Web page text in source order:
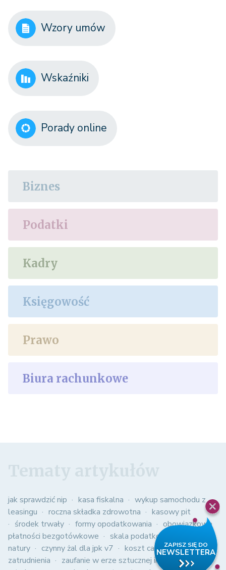
Wzory umów
Wskaźniki
Porady online
Biznes
Podatki
Kadry
Księgowość
Prawo
Biura rachunkowe
jak sprawdzić nip kasa fiskalna
wykup samochodu z
leasingu
roczna składka zdrowotna
kasowy pit
środek trwały
formy opodatkowania
obowiązkowe
płatności bezgotówkowe
skala podatkowa
natury
czynny żal dla jpk v7
koszt całkowity
zatrudnienia
zaufanie w erze sztucznej inteligencji